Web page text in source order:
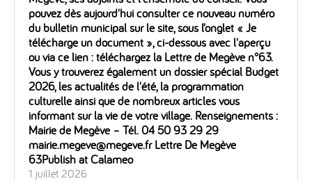
pouvez dès aujourd'hui consulter ce nouveau numéro
du bulletin municipal sur le site, sous l’onglet « Je
télécharge un document », ci-dessous avec l'aperçu
ou via ce lien : téléchargez la Lettre de Megève n°63.
Vous y trouverez également un dossier spécial Budget
2026, les actualités de l'été, la programmation
culturelle ainsi que de nombreux articles vous
informant sur la vie de votre village. Renseignements :
Mairie de Megève – Tél. 04 50 93 29 29
mairie.megeve@megeve.fr Lettre De Megève
63Publish at Calameo
1 juillet 2026